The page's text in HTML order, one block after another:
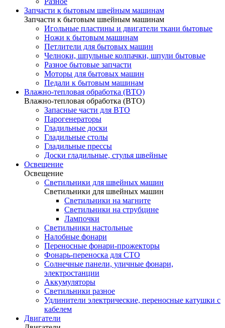
Запчасти к бытовым швейным машинам
Запчасти к бытовым швейным машинам
Игольные пластины и двигатели ткани бытовые
Ножи к бытовым машинам
Петлители для бытовых машин
Челноки, шпульные колпачки, шпули бытовые
Разное бытовые запчасти
Моторы для бытовых машин
Педали к бытовым машинам
Влажно-тепловая обработка (ВТО)
Влажно-тепловая обработка (ВТО)
Запасные части для ВТО
Парогенераторы
Гладильные доски
Гладильные столы
Гладильные прессы
Доски гладильные, стулья швейные
Освещение
Освещение
Светильники для швейных машин
Светильники для швейных машин
Светильники на магните
Светильники на струбцине
Лампочки
Светильники настольные
Налобные фонари
Переносные фонари-прожекторы
Фонарь-переноска для СТО
Солнечные панели, уличные фонари,
электростанции
Аккумуляторы
Светильники разное
Удлинители электрические, переносные катушки с
кабелем
Двигатели